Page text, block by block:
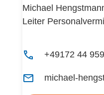
Michael
Leiter
+49172 44
michael-